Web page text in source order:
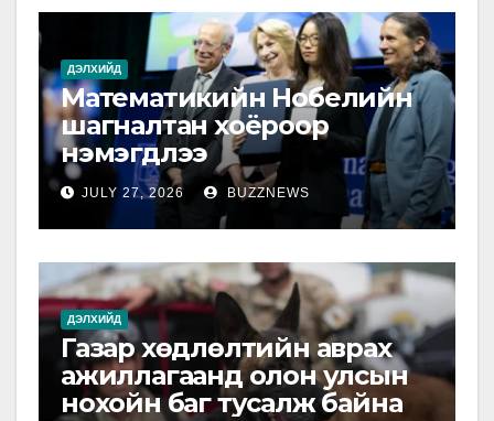
ДЭЛХИЙД
Математикийн Нобелийн
шагналтан хоёроор
нэмэгдлээ
JULY 27, 2026 BUZZNEWS
ДЭЛХИЙД
Газар хөдлөлтийн аврах
ажиллагаанд олон улсын
нохойн баг тусалж байна